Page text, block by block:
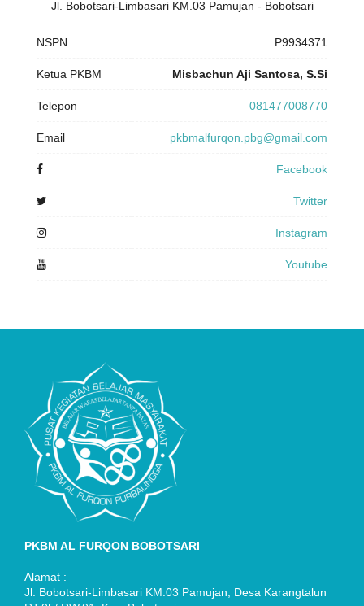
Jl. Bobotsari-Limbasari KM.03 Pamujan - Bobotsari
NSPN P9934371
Ketua PKBM Misbachun Aji Santosa, S.Si
Telepon 081477008770
Email pkbmalfurqon.pbg@gmail.com
Facebook
Twitter
Instagram
Youtube
PKBM AL FURQON BOBOTSARI
Alamat :
Jl. Bobotsari-Limbasari KM.03 Pamujan, Desa Karangtalun